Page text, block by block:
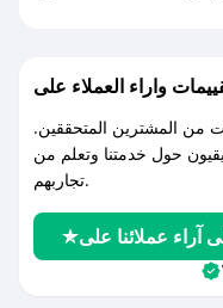
من المشترين المتحققين.
حول خدمتنا وتعلم من
تجاربهم.